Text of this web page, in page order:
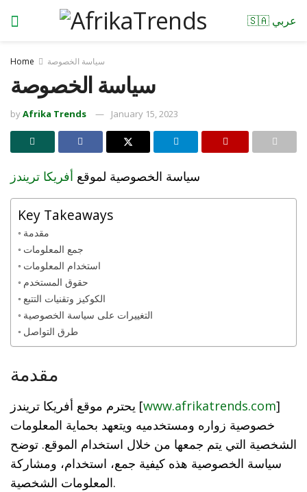
🇸🇦 عربي
Home سياسة الخصوصة
سياسة الخصوصة
byAfrika Trends January 15, 2023
سياسة الخصوصية لموقع أفريكا تريندز
Key Takeaways
مقدمة
جمع المعلومات
استخدام المعلومات
حقوق المستخدم
الكوكيز وتقنيات التتبع
التغييرات على سياسة الخصوصية
طرق التواصل
مقدمة
يحترم موقع أفريكا تريندز [www.afrikatrends.com]
خصوصية زواره ومستخدميه ويتعهد بحماية المعلومات
الشخصية التي يتم جمعها من خلال استخدام الموقع. توضح
سياسة الخصوصية هذه كيفية جمع، استخدام، ومشاركة
المعلومات الشخصية.